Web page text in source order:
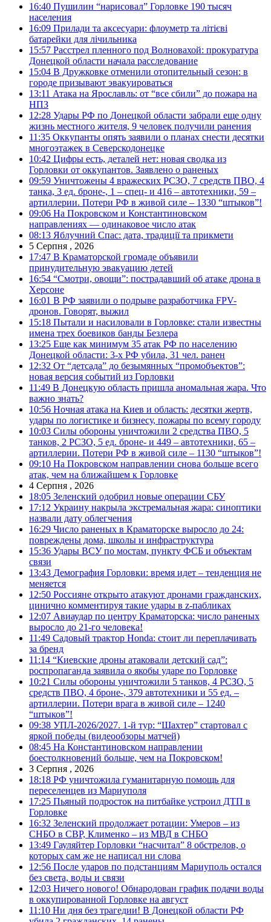
16:40 Пушилин “нарисовал” Горловке 190 тысяч
населения
16:09 Прилади та аксесуари: флоуметр та літієві
батарейки для лічильника
15:57 Расстрел пленного под Волновахой: прокуратура
Донецкой области начала расследование
15:04 В Дружковке отменили отопительный сезон: в
городе призывают эвакуироваться
13:11 Атака на Ярославль: от “все сбили” до пожара на
НПЗ
12:28 Удары РФ по Донецкой области забрали еще одну
жизнь местного жителя, 9 человек получили ранения
11:35 Оккупанты опять заявили о планах снести десятки
многоэтажек в Северскодонецке
10:42 Цифры есть, деталей нет: новая сводка из
Горловки от оккупантов. Заявлено о раненых
09:59 Уничтожены 4 вражеских РСЗО, 7 средств ПВО, 4
танка, 3 ед. броне-, 1 – спец- и 416 – автотехники, 59 –
артиллерии. Потери РФ в живой силе – 1330 “штыков”!
09:06 На Покровском и Константиновском
направлениях — одинаковое число атак
08:13 Яблучний Спас: дата, традиції та прикмети
5 Серпня , 2026
17:47 В Краматорской громаде объявили
принудительную эвакуацию детей
16:54 “Смотри, овощи”: пострадавший об атаке дрона в
Херсоне
16:01 В РФ заявили о подрыве разработчика FPV-
дронов. Говорят, выжил
15:18 Пытали и насиловали в Горловке: стали известны
имена трех боевиков банды Безлера
13:25 Еще как минимум 35 атак РФ по населению
Донецкой области: 3-х РФ убила, 31 чел. ранен
12:32 От “детсада” до безымянных “промобъектов”:
новая версия событий из Горловки
11:49 В Донецкую область пришла аномальная жара. Что
важно знать?
10:56 Ночная атака на Киев и область: десятки жертв,
удары по логистике и бизнесу, пожары по всему городу
10:03 Силы обороны уничтожили 2 средства ПВО, 5
танков, 2 РСЗО, 5 ед. броне- и 449 – автотехники, 65 –
артиллерии. Потери РФ в живой силе – 1130 “штыков”!
09:10 На Покровском направлении снова больше всего
атак, чем на ближайшем к Горловке
4 Серпня , 2026
18:05 Зеленский одобрил новые операции СБУ
17:12 Украину накрыла экстремальная жара: синоптики
назвали дату облегчения
16:29 Число раненых в Краматорске выросло до 24:
повреждены дома, школы и инфраструктура
15:36 Удары ВСУ по мостам, пункту ФСБ и объектам
связи
13:43 Демография Горловки: время идет – тенденция не
меняется
12:50 Россияне открыто атакуют дронами гражданских,
цинично комментируя такие удары в z-пабликах
12:07 Авиаудар по центру Краматорска: число раненых
выросло до 21-го человека!
11:49 Садовый трактор Honda: стоит ли переплачивать
за бренд
11:14 “Киевские дроны атаковали детский сад”:
роспропаганда заявила о якобы ударе по Горловке
10:21 Силы обороны уничтожили 5 танков, 4 РСЗО, 5
средств ПВО, 4 броне-, 379 автотехники и 55 ед. –
артиллерии. Потери врага в живой силе – 1240
“штыков”!
09:38 УПЛ-2026/2027. 1-й тур: “Шахтер” стартовал с
яркой победы (видеообзоры матчей)
08:45 На Константиновском направлении
боестолкновений больше, чем на Покровском!
3 Серпня , 2026
18:18 РФ уничтожила гуманитарную помощь для
переселенцев из Мариуполя
17:25 Пьяный подросток на питбайке устроил ДТП в
Горловке
16:32 Зеленский продолжает ротации: Умеров – из
СНБО в СВР, Клименко – из МВД в СНБО
13:49 Гауляйтер Горловки “насчитал” 8 обстрелов, о
которых сам же не написал ни слова
12:56 После ударов по подстанциям Мариуполь остался
без света, воды и связи
12:03 Ничего нового! Обнародован график подачи воды
в оккупированной Горловке на август
11:10 Ни дня без трагедии! В Донецкой области РФ